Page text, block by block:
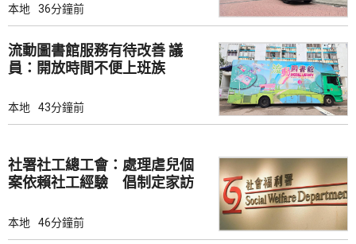
本地 36分鐘前
流動圖書館服務有待改善 議
員：開放時間不便上班族
本地 43分鐘前
社署社工總工會：處理虐兒個
案依賴社工經驗 倡制定家訪
本地 46分鐘前